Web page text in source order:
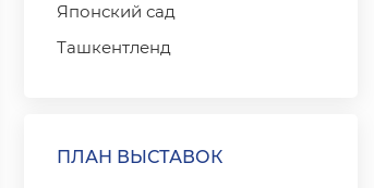
Японский сад
Ташкентленд
ПЛАН ВЫСТАВОК